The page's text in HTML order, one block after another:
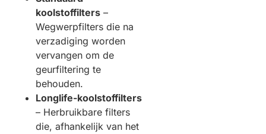
koolstoffilters –
Wegwerpfilters die na
verzadiging worden
vervangen om de
geurfiltering te
behouden.
Longlife-koolstoffilters
– Herbruikbare filters
die, afhankelijk van het